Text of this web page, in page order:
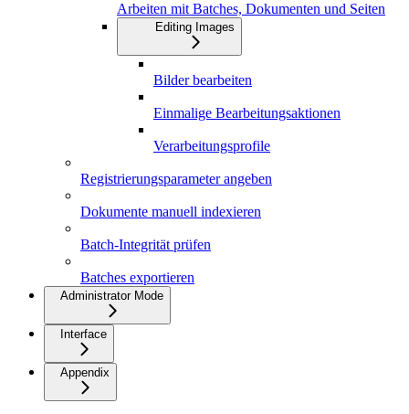
Arbeiten mit Batches, Dokumenten und Seiten
Editing Images
Bilder bearbeiten
Einmalige Bearbeitungsaktionen
Verarbeitungsprofile
Registrierungsparameter angeben
Dokumente manuell indexieren
Batch-Integrität prüfen
Batches exportieren
Administrator Mode
Interface
Appendix